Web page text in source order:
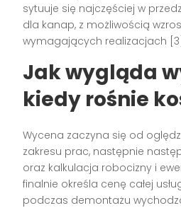
sytuuje się najczęściej w
dla kanap, z możliwością
wymagających realizacjach
Jak wygląda
kiedy rośnie
Wycena zaczyna się od
zakresu prac, następnie
oraz kalkulacja robocizny i
finalnie określa cenę całej
podczas demontażu